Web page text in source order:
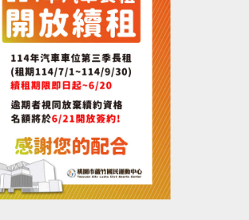
市蘆竹區仁愛路一段49號，3樓社區教
者皆可報名，參加者皆有小禮物!!
或點選下方連結填寫報名喔!!
forms/d/e/1FAIpQLSd258G-